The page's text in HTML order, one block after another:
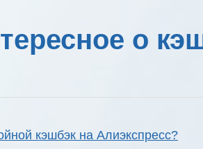
о
кэшбэк на Алиэкспресс?